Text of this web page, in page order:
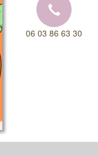
06 03 86 63 30